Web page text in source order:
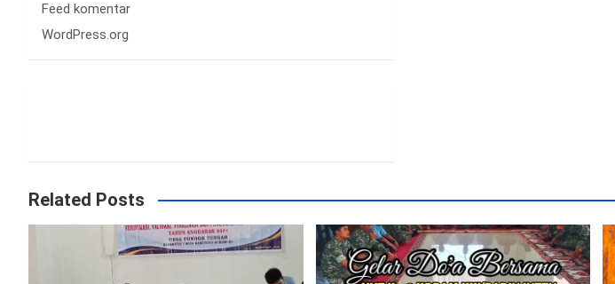
Feed komentar
WordPress.org
Related Posts